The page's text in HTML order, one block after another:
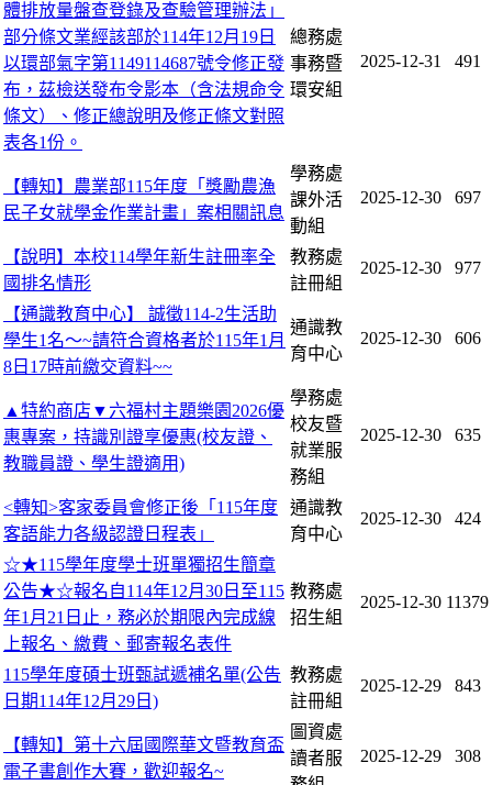
體排放量盤查登錄及查驗管理辦法」
部分條文業經該部於114年12月19日
以環部氣字第1149114687號令修正發
布，茲檢送發布令影本（含法規命令
條文）、修正總說明及修正條文對照
表各1份。
總務處
事務暨
環安組
2025-12-31 491
【轉知】農業部115年度「獎勵農漁
民子女就學金作業計畫」案相關訊息
學務處
課外活
動組
2025-12-30 697
【說明】本校114學年新生註冊率全
國排名情形
教務處
註冊組
2025-12-30 977
【通識教育中心】 誠徵114-2生活助
學生1名～~請符合資格者於115年1月
8日17時前繳交資料~~
通識教
育中心
2025-12-30 606
▲特約商店▼六福村主題樂園2026優
惠專案，持識別證享優惠(校友證、
教職員證、學生證適用)
學務處
校友暨
就業服
務組
2025-12-30 635
<轉知>客家委員會修正後「115年度
客語能力各級認證日程表」
通識教
育中心
2025-12-30 424
☆★115學年度學士班單獨招生簡章
公告★☆報名自114年12月30日至115
年1月21日止，務必於期限內完成線
上報名、繳費、郵寄報名表件
教務處
招生組
2025-12-30 11379
115學年度碩士班甄試遞補名單(公告
日期114年12月29日)
教務處
註冊組
2025-12-29 843
【轉知】第十六屆國際華文暨教育盃
電子書創作大賽，歡迎報名~
圖資處
讀者服
2025-12-29 308